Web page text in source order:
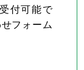
付可能で
フォーム